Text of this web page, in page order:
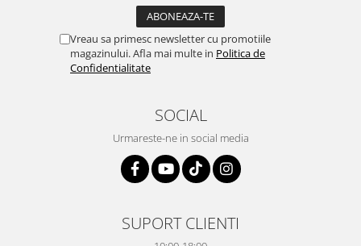
Vreau sa primesc newsletter cu promotiile
magazinului. Afla mai multe in Politica de
Confidentialitate
SOCIAL
Urmareste-ne in social media
SUPORT CLIENTI